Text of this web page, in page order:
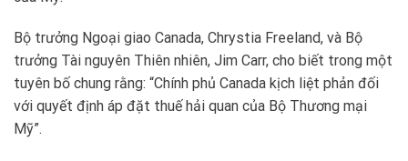
Bộ trưởng Ngoại giao Canada, Chrystia Freeland, và Bộ
trưởng Tài nguyên Thiên nhiên, Jim Carr, cho biết trong một
tuyên bố chung rằng: “Chính phủ Canada kịch liệt phản đối
với quyết định áp đặt thuế hải quan của Bộ Thương mại
Mỹ”.